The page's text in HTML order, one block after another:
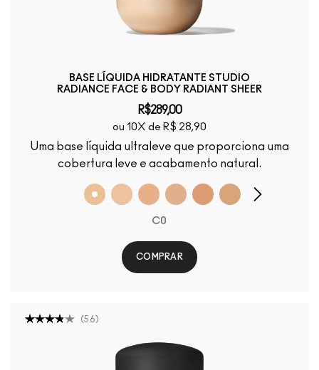
BASE LÍQUIDA HIDRATANTE STUDIO
RADIANCE FACE & BODY RADIANT SHEER
R$289,00
ou 10X de R$ 28,90
Uma base líquida ultraleve que proporciona uma
cobertura leve e acabamento natural.
C0
COMPRAR
(56 )